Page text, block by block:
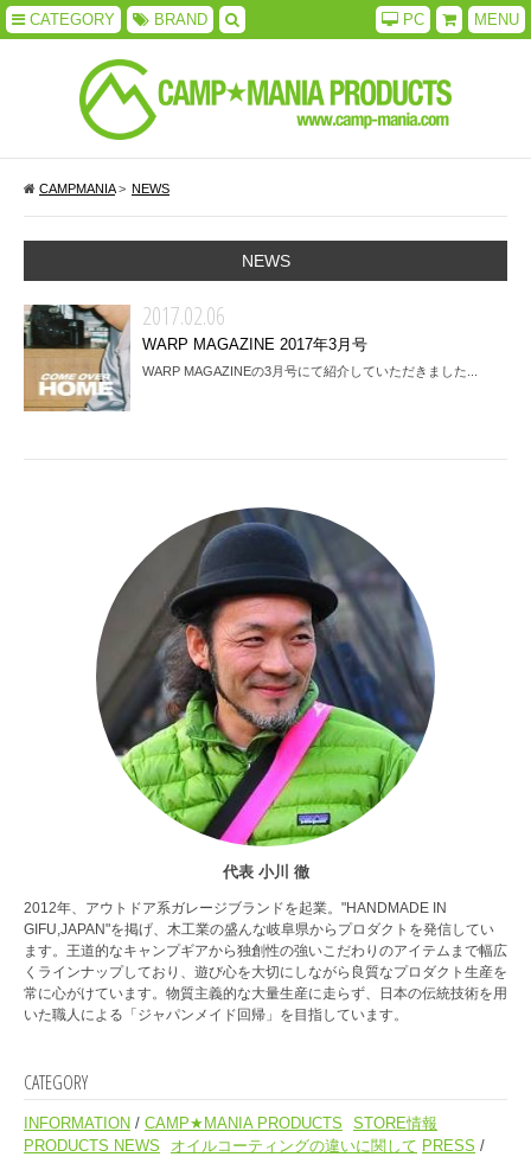
CATEGORY BRAND MENU
PC
CAMPMANIA> NEWS
NEWS
2017.02.06
WARP MAGAZINE 2017年3月号
WARP MAGAZINEの3月号にて紹介していただきました...
代表 小川 徹
2012年、アウトドア系ガレージブランドを起業。"HANDMADE IN
GIFU,JAPAN"を掲げ、木工業の盛んな岐阜県からプロダクトを発信してい
ます。王道的なキャンプギアから独創性の強いこだわりのアイテムまで幅広
くラインナップしており、遊び心を大切にしながら良質なプロダクト生産を
常に心がけています。物質主義的な大量生産に走らず、日本の伝統技術を用
いた職人による「ジャパンメイド回帰」を目指しています。
CATEGORY
INFORMATION CAMP★MANIA PRODUCTS
STORE情報
PRODUCTS NEWS
オイルコーティングの違いに関して PRESS